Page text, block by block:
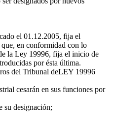
el 01.12.2005, fija el
en conformidad con lo
la Ley 19996, fija el inicio de
por ésta última.
del Tribunal deLEY 19996
cesarán en sus funciones por
designación;